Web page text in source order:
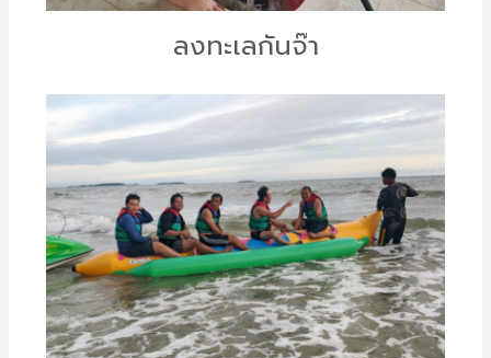
ลงทะเลกันจ๊า